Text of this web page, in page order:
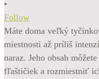
•
Follow
Máte doma veľký
miestnosti až príliš
naraz. Jeho obsah
fľaštičiek a rozmiestniť